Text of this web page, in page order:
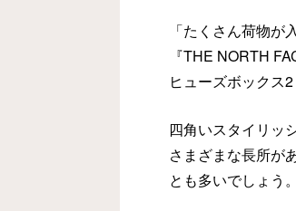
「たくさん荷物が
『THE NORTH
ヒューズボックス
四角いスタイリッ
さまざまな長所が
とも多いでしょう。